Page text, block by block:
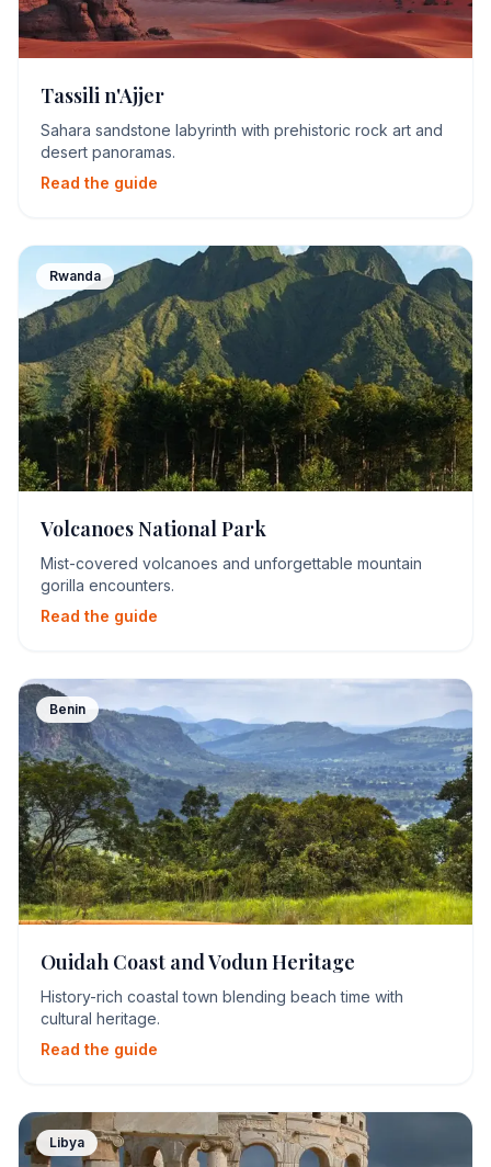
Tassili n'Ajjer
Sahara sandstone labyrinth with prehistoric rock art and
desert panoramas.
Read the guide
Rwanda
Volcanoes National Park
Mist-covered volcanoes and unforgettable mountain
gorilla encounters.
Read the guide
Benin
Ouidah Coast and Vodun Heritage
History-rich coastal town blending beach time with
cultural heritage.
Read the guide
Libya